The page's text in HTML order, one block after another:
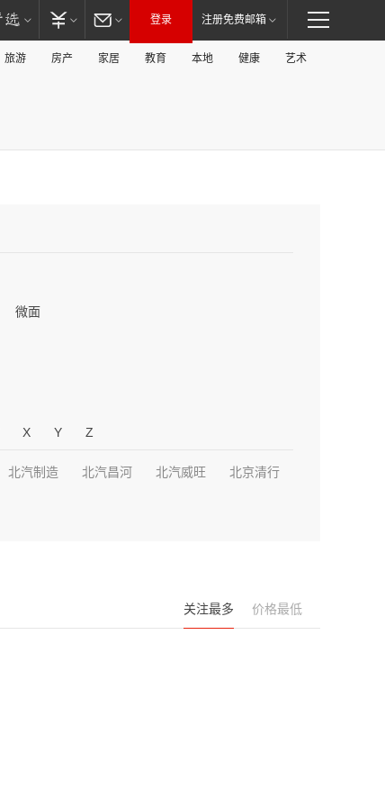
登录 注册免费邮箱
旅游 房产 家居 教育 本地 健康 艺术
微面
X Y Z
北汽制造 北汽昌河 北汽威旺 北京清行
关注最多 价格最低